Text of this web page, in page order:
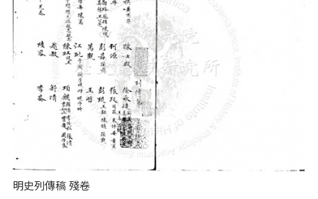
明史列傳稿 殘卷